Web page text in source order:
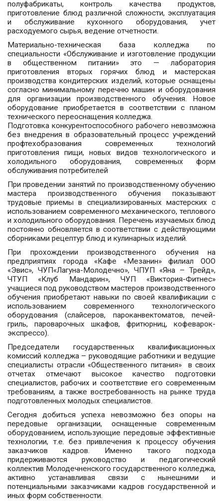
полуфабрикаты, контроль качества продуктов,
приготовление блюд различной сложности, эксплуатация
и обслуживание кухонного оборудования, учет
расходуемого сырья, ведение отчетности.
Материально-техническая база колледжа по
специальности «Обслуживание и изготовление продукции
в общественном питании» это — лаборатория
приготовления вторых горячих блюд и мастерская
производства кондитерских изделий, которые оснащены
согласно минимальному перечню машин и оборудования
для организации производственного обучения. Новое
оборудование приобретается в соответствии с планом
технического переоснащения колледжа.
Подготовка конкурентоспособного рабочего невозможна
без внедрения в образовательный процесс учреждений
профтехобразования современных технологий
приготовления пищи, новых видов технологического и
холодильного оборудования, современных форм
обслуживания потребителей
При проведении занятий по производственному обучению
мастера производственного обучения показывают
трудовые приемы в специализированных мастерских с
использованием современного механического, теплового
и холодильного оборудования. Перечень изучаемых блюд
постоянно обновляется в соответствии с действующими
сборниками рецептур блюд и кулинарных изделий.
При прохождении производственного обучения на
предприятиях города «Кафе «Мезанин» филиал ООО
«Эвис», ЧУП«Лагуна-Молодечно», ЧПУП «Яна – Трейд»,
ЧТУП «Клуб Мандарин», ЧУП «Виктория-Фитнес»
учащиеся под руководством мастеров производственного
обучения приобретают навыки по своей квалификации с
использованием современного технологического
оборудования (слайсеров, пароканвектоматов, печей-
гриль, пароварочных шкафов, фритюрниц, кофеварок-
экспрессо).
Председатели государственных квалификационных
комиссий колледжа – руководящие работники и ведущие
специалисты отрасли «Общественного питания» в своих
отчетах отмечают высокое качество подготовки
специалистов, рабочих и соответствие его современным
требованиям, а также востребованность на рынке труда
подготовленных молодых специалистов.
Сегодня добиться успеха невозможно без опоры на
передовые организации, оснащенные современным
оборудованием, использующие передовые эффективные
технологии, т.е. без привлечения к процессу обучения
заказчиков кадров. Именно такого подхода
придерживаются руководство и педагогический
коллектив Молодечненского государственного колледжа,
активно устанавливая связи с нынешними и
потенциальными заказчиками кадров государственной и
иных форм собственности.